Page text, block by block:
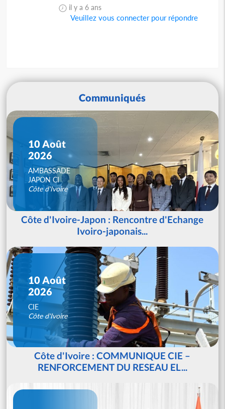
il y a 6 ans
Veuillez vous connecter pour répondre
Communiqués
10 Août
2026
AMBASSADE
JAPON CI
Côte d'Ivoire
Côte d'Ivoire-Japon : Rencontre d'Echange
Ivoiro-japonais...
10 Août
2026
CIE
Côte d'Ivoire
Côte d'Ivoire : COMMUNIQUE CIE –
RENFORCEMENT DU RESEAU EL...